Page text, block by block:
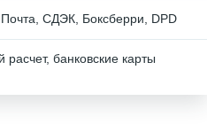
СДЭК, Боксберри, DPD
банковские карты